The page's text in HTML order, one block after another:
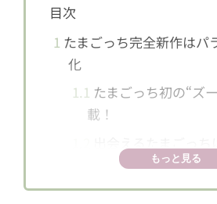
目次
1 たまごっち完全新作はパ
化
1.1 たまごっち初の“ズ
載！
上！？
1.3相性次第でいろんな
もっと見る